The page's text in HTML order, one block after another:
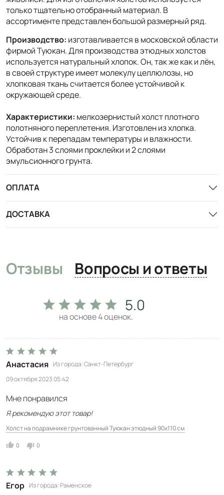
только тщательно отобранный материал. В
ассортименте представлен большой размерный ряд.
Производство: изготавливается в московской области
фирмой Туюкан. Для производства этюдных холстов
используется натуральный хлопок. Он, так же как и лён,
в своей структуре имеет молекулу целлюлозы, но
хлопковая ткань считается более устойчивой к
окружающей среде.
Характеристики: мелкозернистый холст плотного
полотняного переплетения. Изготовлен из хлопка.
Устойчив к перепадам температуры и влажности.
Обработан 3 слоями проклейки и 2 слоями
эмульсионного грунта.
ОПЛАТА
ДОСТАВКА
Отзывы Вопросы и ответы
5.0
на основе4оценок.
Анастасия Из города Санкт-Петербург
09 октября 2023 05:42
Мне понравился
Я рекомендую этот товар!
Холст на подрамнике грунтованный Туюкан этюдный 90x110 см
0 0
Егор Из города Раменское